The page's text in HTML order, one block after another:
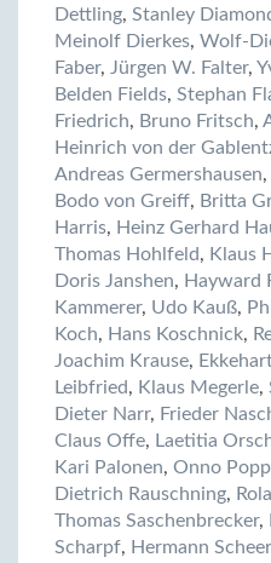
Dettling, Stanley
Meinolf Dierkes, Wolf-
Faber, Jürgen W. Falter,
Belden Fields, Stephan
Friedrich, Bruno Fritsch,
Heinrich von der
Andreas Germershausen,
Bodo von Greiff, Britta
Harris, Heinz Gerhard
Thomas Hohlfeld, Klaus
Doris Janshen, Hayward
Kammerer, Udo Kauß,
Koch, Hans Koschnick,
Joachim Krause,
Leibfried, Klaus Megerle,
Dieter Narr, Frieder
Claus Offe, Laetitia
Kari Palonen, Onno
Dietrich Rauschning,
Thomas Saschenbrecker,
Scharpf, Hermann Scheer